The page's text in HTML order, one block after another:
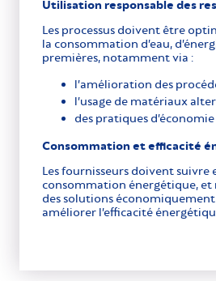
Utilisation responsable des
Les processus doivent être
la consommation d’eau,
premières, notamment via :
l’amélioration des
l’usage de matériaux
des pratiques
Consommation et efficacité
Les fournisseurs doivent
consommation énergétique,
des solutions
améliorer l’efficacité